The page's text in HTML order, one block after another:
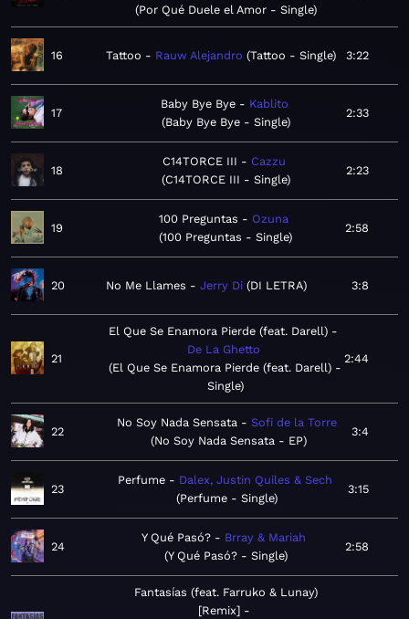
Por Qué Duele el Amor - Single
16 Tattoo Rauw Alejandro Tattoo - Single 3:22
17
Baby Bye Bye
Kablito
Baby Bye Bye - Single
2:33
18
C14TORCE III
Cazzu
C14TORCE III - Single
2:23
19
100 Preguntas
Ozuna
100 Preguntas - Single
2:58
20 No Me Llames Jerry Di DI LETRA 3:8
21
El Que Se Enamora Pierde (feat. Darell)
De La Ghetto
El Que Se Enamora Pierde (feat. Darell) -
Single
2:44
22
No Soy Nada Sensata
Sofi de la Torre
No Soy Nada Sensata - EP
3:4
23
Perfume
Dalex, Justin Quiles & Sech
Perfume - Single
3:15
24
Y Qué Pasó?
Brray & Mariah
Y Qué Pasó? - Single
2:58
Fantasías (feat. Farruko & Lunay)
[Remix]